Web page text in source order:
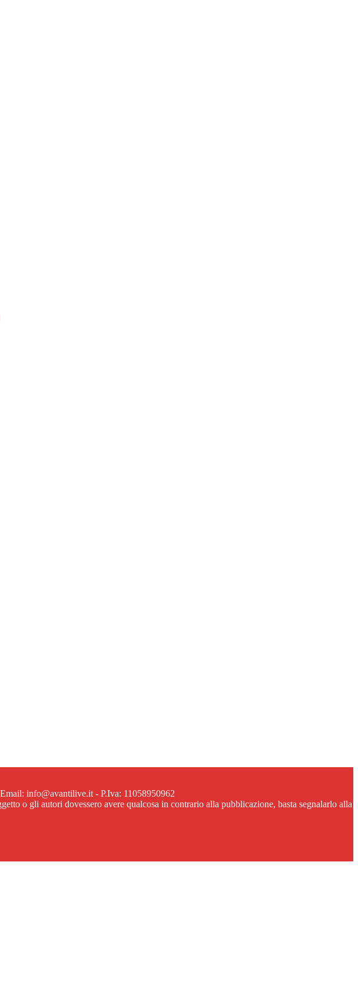
info@avantilive.it - P.Iva: 11058950962
o gli autori dovessero avere qualcosa in contrario alla pubblicazione, basta segnalarlo alla